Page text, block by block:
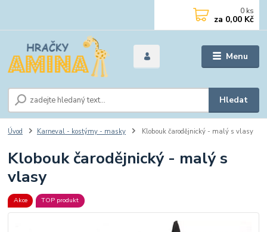
Menu
Hledat
0 ks
za 0,00 Kč
Úvod Karneval - kostýmy - masky Klobouk čarodějnický - malý s vlasy
Klobouk čarodějnický - malý s
vlasy
Akce TOP produkt